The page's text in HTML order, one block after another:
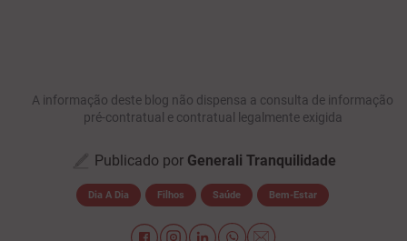
A informação deste blog não dispensa a consulta de informação
pré-contratual e contratual legalmente exigida
Publicado por Generali Tranquilidade
Dia A Dia Filhos Saúde Bem-Estar